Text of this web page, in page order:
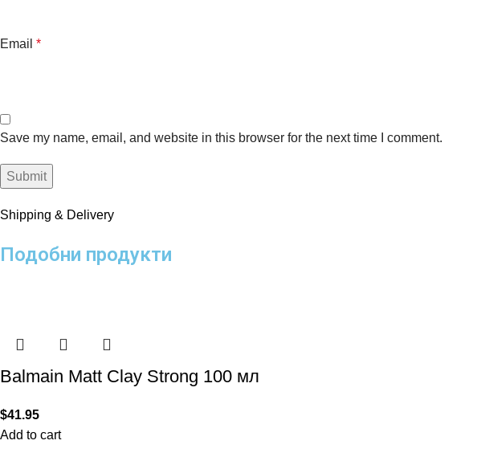
Email *
Save my name, email, and website in this browser for the next time I comment.
Shipping & Delivery
Подобни продукти
Balmain Matt Clay Strong 100 мл
$41.95
Add to cart